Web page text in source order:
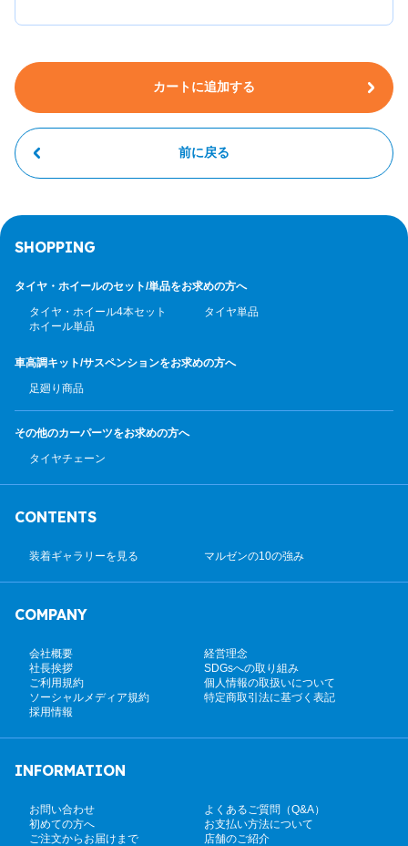
カートに追加する
前に戻る
SHOPPING
タイヤ・ホイールのセット/単品をお求めの方へ
タイヤ・ホイール4本セット
タイヤ単品
ホイール単品
車高調キット/サスペンションをお求めの方へ
足廻り商品
その他のカーパーツをお求めの方へ
タイヤチェーン
CONTENTS
装着ギャラリーを見る マルゼンの10の強み
COMPANY
会社概要
経営理念
社長挨拶
SDGsへの取り組み
ご利用規約
個人情報の取扱いについて
ソーシャルメディア規約
特定商取引法に基づく表記
採用情報
INFORMATION
お問い合わせ
よくあるご質問（Q&A）
初めての方へ
お支払い方法について
ご注文からお届けまで
店舗のご紹介